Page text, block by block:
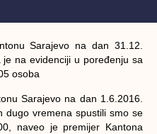
Sarajevo na dan 31.12.
na evidenciji u poređenju sa
osoba
Sarajevo na dan 1.6.2016.
dugo vremena spustili smo se
naveo je premijer Kantona